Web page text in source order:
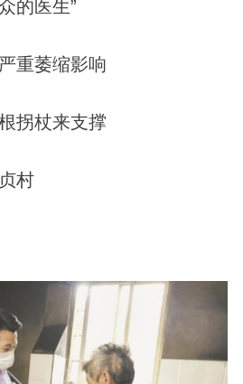
的医生”
重萎缩影响
拐杖来支撑
村